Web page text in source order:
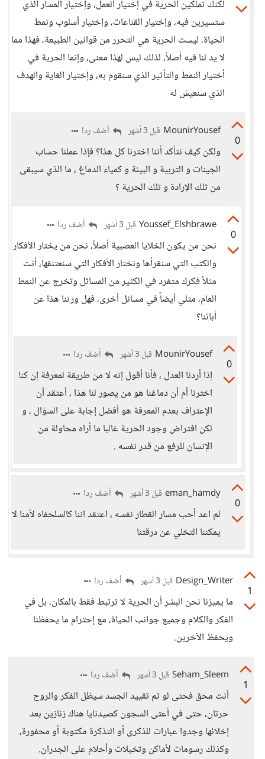
لكنك تملكين الحرية في إختيار العمل، وإختيار المسار الذي
ستسيرين فيه، وإختيار القناعات، وإختيار أسلوب ونمط
الحياة، ليست الحرية هي التحرر من قوانين الطبيعة، فهذا مما
لا يد لنا فيه أصلاً، لذلك ليس لهذا معنى، وإنما الحرية في
أختيار النمط والتأثير الذي سنقوم به، وإختيار الغاية والهدف
الذي سنعيش له
0
MounirYousef قبل 3 أشهر أضف ردا
ولكن كيف نتأكد أننا اخترنا كل هذا؟ فإذا عملنا حساب
الجينات و التربية و البيئة و كمياء الدماغ ، ما الذي سيبقى
من تلك الإرادة و تلك الحرية ؟
0
Youssef_Elshbrawe قبل 3 أشهر أضف ردا
نحن من يكون الخلايا العصبية أصلاً، نحن من يختار الأفكار
والكتب التي سنقرأها ونختار الأفكار التي سنعتنقها، أنت
مثلاً فكرك متفرد في الكثير من المسائل وتخرج عن النمط
العام، مثلي أيضاً في مسائل أخرى، فهل ورثنا هذا عن
أبائنا؟
0
MounirYousef قبل 3 أشهر أضف ردا
إذا أردنا العدل ، فأنا أقول إنه لا من طريقة لمعرفة إن كنا
اخترنا أم أن دماغنا هو من يصور لنا هذا ، أعتقد أن
الإعتراف بعدم المعرفة هو أفضل إجابة على السؤال ، و
لكن افتراض وجود الحرية غالبا ما أراه محاولة من
الإنسان للرفع من قدر نفسه .
0
eman_hamdy قبل 3 أشهر أضف ردا
لم اعد أحب مسار القطار نفسه ، اعتقد اننا كالسلحفاه لأمنا لا
يمكننا التخلي عن درقتنا
1
Design_Writer قبل 3 أشهر أضف ردا
ما يميزنا نحن البشر أن الحرية لا ترتبط فقط بالمكان، بل في
الفكر والكلام وجميع جوانب الحياة، مع إحترام ما يحفظنا
ويحفظ الآخرين.
1
Seham_Sleem قبل 3 أشهر أضف ردا
أنت محق فحتى لو تم تقييد الجسد سيظل الفكر والروح
حرتان، حتى في أعتى السجون كصيدنايا هناك زنازين بعد
إخلائها وجدوا عبارات للذكرى أو التذكرة مكتوبة أو محفورة،
وكذلك رسومات لأماكن وتخيلات وأحلام على الجدران.